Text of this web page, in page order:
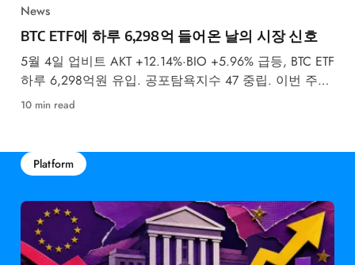
News
BTC ETF에 하루 6,298억 들어온 날의 시장 신호
5월 4일 업비트 AKT +12.14%·BIO +5.96% 급등, BTC ETF
하루 6,298억원 유입. 공포탐욕지수 47 중립. 이번 주
FOMC 금리 결정이 최대 변수입니다.
10 min read
Platform